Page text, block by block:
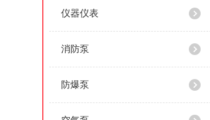
仪器仪表
消防泵
防爆泵